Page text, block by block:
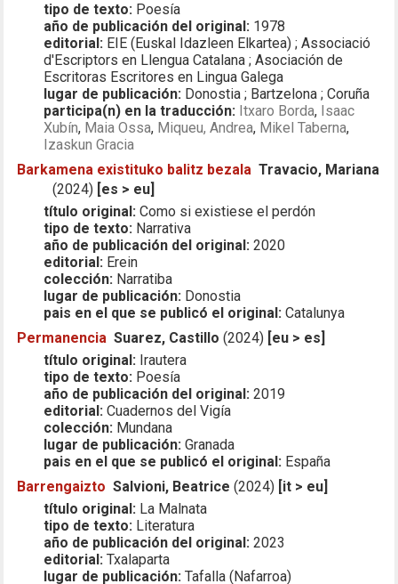
tipo de texto: Poesía
año de publicación del original: 1978
editorial: EIE (Euskal Idazleen Elkartea) ; Associació
d'Escriptors en Llengua Catalana ; Asociación de
Escritoras Escritores en Lingua Galega
lugar de publicación: Donostia ; Bartzelona ; Coruña
participa(n) en la traducción: Itxaro Borda, Isaac
Xubín, Maia Ossa, Miqueu, Andrea, Mikel Taberna,
Izaskun Gracia
Barkamena existituko balitz bezala Travacio, Mariana
(2024) [es > eu]
título original: Como si existiese el perdón
tipo de texto: Narrativa
año de publicación del original: 2020
editorial: Erein
colección: Narratiba
lugar de publicación: Donostia
pais en el que se publicó el original: Catalunya
Permanencia Suarez, Castillo (2024) [eu > es]
título original: Irautera
tipo de texto: Poesía
año de publicación del original: 2019
editorial: Cuadernos del Vigía
colección: Mundana
lugar de publicación: Granada
pais en el que se publicó el original: España
Barrengaizto Salvioni, Beatrice (2024) [it > eu]
título original: La Malnata
tipo de texto: Literatura
año de publicación del original: 2023
editorial: Txalaparta
lugar de publicación: Tafalla (Nafarroa)